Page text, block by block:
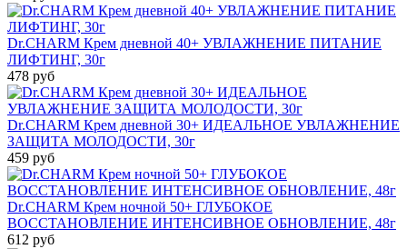
Dr.CHARM Крем дневной 40+ УВЛАЖНЕНИЕ ПИТАНИЕ
ЛИФТИНГ, 30г
478 руб
Dr.CHARM Крем дневной 30+ ИДЕАЛЬНОЕ УВЛАЖНЕНИЕ
ЗАЩИТА МОЛОДОСТИ, 30г
459 руб
Dr.CHARM Крем ночной 50+ ГЛУБОКОЕ
ВОССТАНОВЛЕНИЕ ИНТЕНСИВНОЕ ОБНОВЛЕНИЕ, 48г
612 руб